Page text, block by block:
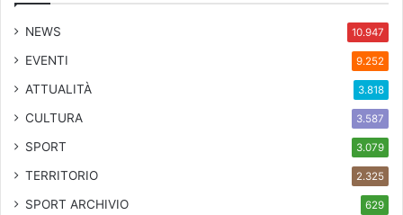
a
d
m
e
i
c
NEWS 10.947
EVENTI 9.252
ATTUALITÀ 3.818
CULTURA 3.587
SPORT 3.079
TERRITORIO 2.325
SPORT ARCHIVIO 629